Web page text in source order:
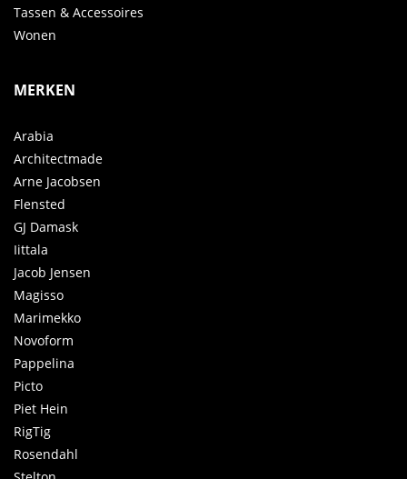
Tassen & Accessoires
Wonen
MERKEN
Arabia
Architectmade
Arne Jacobsen
Flensted
GJ Damask
Iittala
Jacob Jensen
Magisso
Marimekko
Novoform
Pappelina
Picto
Piet Hein
RigTig
Rosendahl